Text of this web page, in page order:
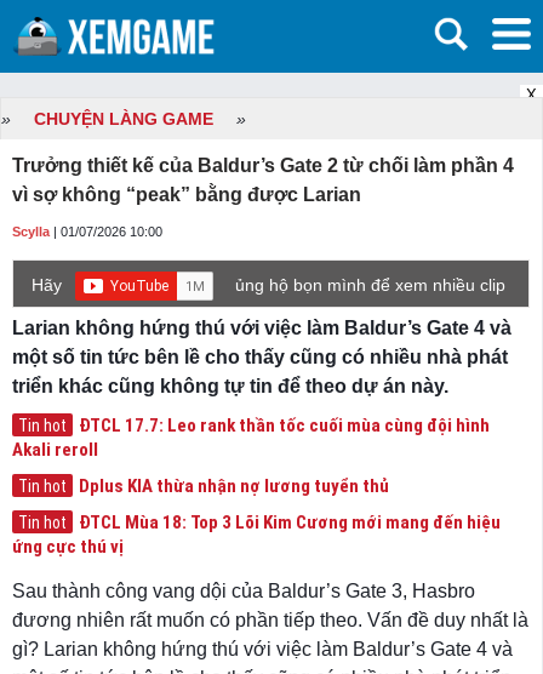
X
» CHUYỆN LÀNG GAME »
Trưởng thiết kế của Baldur’s Gate 2 từ chối làm phần 4
vì sợ không “peak” bằng được Larian
Scylla | 01/07/2026 10:00
Hãy
ủng hộ bọn mình để xem nhiều clip
game mới hơn nhé!
Larian không hứng thú với việc làm Baldur’s Gate 4 và
một số tin tức bên lề cho thấy cũng có nhiều nhà phát
triển khác cũng không tự tin để theo dự án này.
Tin hot
ĐTCL 17.7: Leo rank thần tốc cuối mùa cùng đội hình
Akali reroll
Tin hot Dplus KIA thừa nhận nợ lương tuyển thủ
Tin hot
ĐTCL Mùa 18: Top 3 Lõi Kim Cương mới mang đến hiệu
ứng cực thú vị
Sau thành công vang dội của Baldur’s Gate 3, Hasbro
đương nhiên rất muốn có phần tiếp theo. Vấn đề duy nhất là
gì? Larian không hứng thú với việc làm Baldur’s Gate 4 và